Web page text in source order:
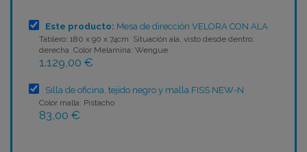
Este producto: Mesa de dirección VELORA CON ALA
Tablero: 180 x 90 x 74cm Situación ala, visto desde dentro:
derecha Color Melamina: Wengue
1.129,00 €
Silla de oficina, tejido negro y malla FISS NEW-N
Color malla: Pistacho
83,00 €